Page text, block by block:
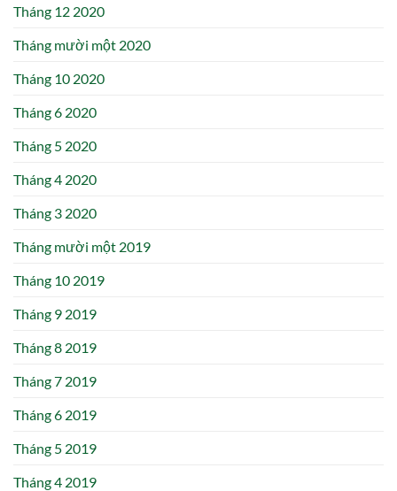
Tháng 12 2020
Tháng mười một 2020
Tháng 10 2020
Tháng 6 2020
Tháng 5 2020
Tháng 4 2020
Tháng 3 2020
Tháng mười một 2019
Tháng 10 2019
Tháng 9 2019
Tháng 8 2019
Tháng 7 2019
Tháng 6 2019
Tháng 5 2019
Tháng 4 2019